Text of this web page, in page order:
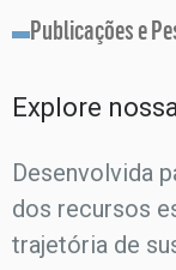
Publicações e
Explore
Desenvolvida
dos recursos
trajetória de